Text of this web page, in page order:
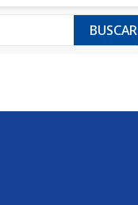
BUSCAR